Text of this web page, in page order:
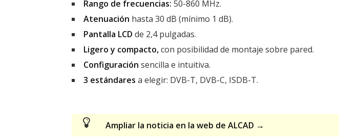
Rango de frecuencias: 50-860 MHz.
Atenuación hasta 30 dB (mínimo 1 dB).
Pantalla LCD de 2,4 pulgadas.
Ligero y compacto,con posibilidad de montaje sobre pared.
Configuración sencilla e intuitiva.
3 estándares a elegir: DVB-T, DVB-C, ISDB-T.
Ampliar la noticia en la web de ALCAD →